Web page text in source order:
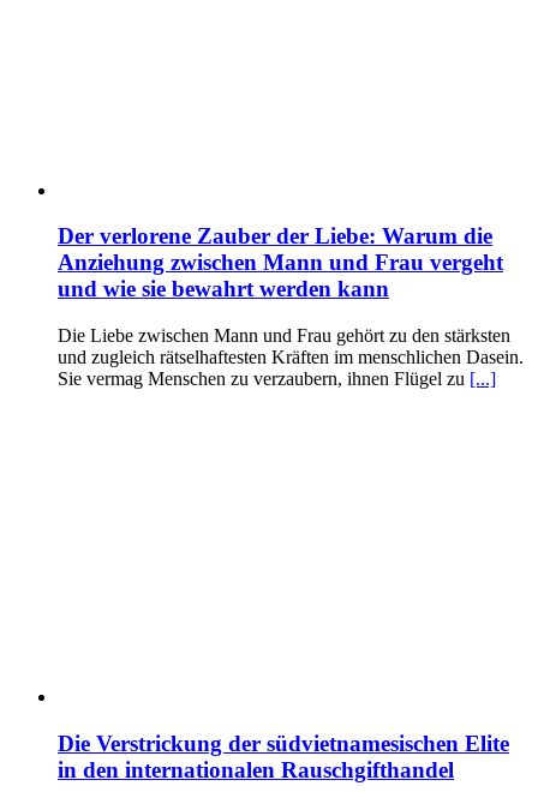
Der verlorene Zauber der Liebe: Warum die
Anziehung zwischen Mann und Frau vergeht
und wie sie bewahrt werden kann
Die Liebe zwischen Mann und Frau gehört zu den stärksten
und zugleich rätselhaftesten Kräften im menschlichen Dasein.
Sie vermag Menschen zu verzaubern, ihnen Flügel zu [...]
Die Verstrickung der südvietnamesischen Elite
in den internationalen Rauschgifthandel